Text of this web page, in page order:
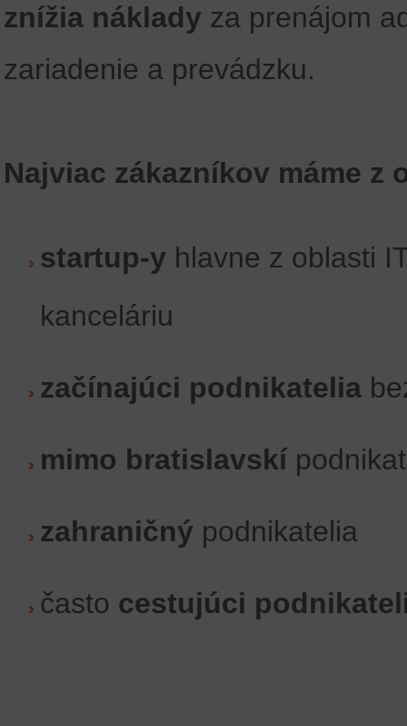
znížia náklady za prenájom
zariadenie a prevádzku.
Najviac zákazníkov máme z
startup-y hlavne z oblasti
kanceláriu
začínajúci podnikatelia
mimo bratislavskí
zahraničný podnikatelia
často cestujúci